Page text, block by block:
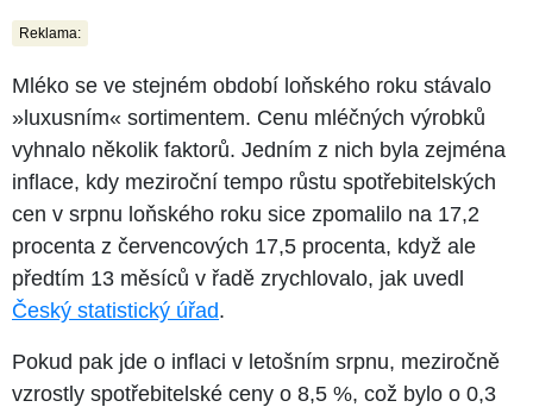
Reklama:
Mléko se ve stejném období loňského roku stávalo
»luxusním« sortimentem. Cenu mléčných výrobků
vyhnalo několik faktorů. Jedním z nich byla zejména
inflace, kdy meziroční tempo růstu spotřebitelských
cen v srpnu loňského roku sice zpomalilo na 17,2
procenta z červencových 17,5 procenta, když ale
předtím 13 měsíců v řadě zrychlovalo, jak uvedl
Český statistický úřad.
Pokud pak jde o inflaci v letošním srpnu, meziročně
vzrostly spotřebitelské ceny o 8,5 %, což bylo o 0,3